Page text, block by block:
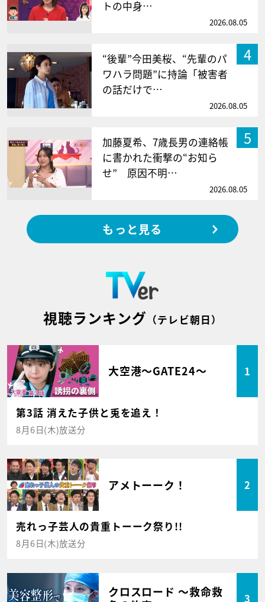
トの中身…
2026.08.05
4
“後輩”今田美桜、“先輩のパ
ワハラ問題”に持論「被害者
の話だけで…
2026.08.05
5
加藤夏希、7歳長男の連絡帳
に書かれた衝撃の“お知ら
せ” 原因不明…
2026.08.05
もっと見る
視聴ランキング （テレビ朝日）
大空港～GATE24～ 1
第3話 消えた子供と兎を追え！
8月6日(木)放送分
アメトーーク！ 2
売れっ子芸人の貴重トーーク祭り!!
8月6日(木)放送分
クロスロード ～救命救
3